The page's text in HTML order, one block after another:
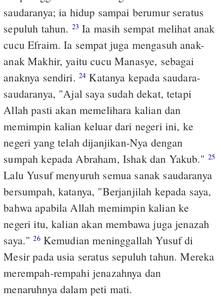
saudaranya; ia hidup sampai berumur seratus
sepuluh tahun. 23 Ia masih sempat melihat anak
cucu Efraim. Ia sempat juga mengasuh anak-
anak Makhir, yaitu cucu Manasye, sebagai
anaknya sendiri. 24 Katanya kepada saudara-
saudaranya, "Ajal saya sudah dekat, tetapi
Allah pasti akan memelihara kalian dan
memimpin kalian keluar dari negeri ini, ke
negeri yang telah dijanjikan-Nya dengan
sumpah kepada Abraham, Ishak dan Yakub." 25
Lalu Yusuf menyuruh semua sanak saudaranya
bersumpah, katanya, "Berjanjilah kepada saya,
bahwa apabila Allah memimpin kalian ke
negeri itu, kalian akan membawa juga jenazah
saya."26Kemudian meninggallah Yusuf di
Mesir pada usia seratus sepuluh tahun. Mereka
merempah-rempahi jenazahnya dan
menaruhnya dalam peti mati.